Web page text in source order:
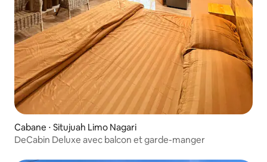
Cabane ⋅ Situjuah Limo Nagari
DeCabin Deluxe avec balcon et garde-manger